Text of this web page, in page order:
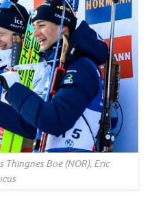
Boe (NOR), Eric